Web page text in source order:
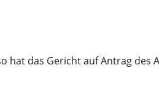
hat das Gericht auf Antrag des